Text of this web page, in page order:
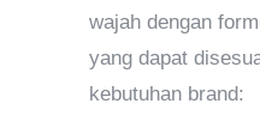
wajah dengan
yang dapat
kebutuhan brand: